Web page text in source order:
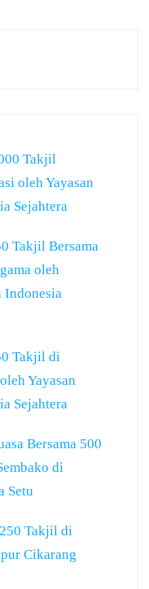
Takjil
oleh Yayasan
Sejahtera
Takjil Bersama
oleh
Indonesia
Takjil di
Yayasan
Sejahtera
Bersama 500
di
Setu
Takjil di
Cikarang